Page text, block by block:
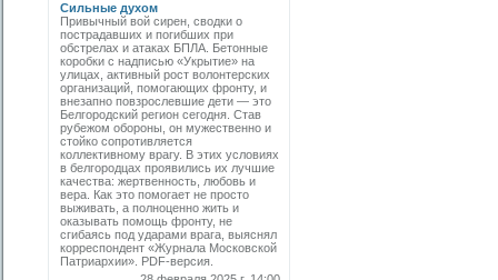
Сильные духом
Привычный вой сирен, сводки о
пострадавших и погибших при
обстрелах и атаках БПЛА. Бетонные
коробки с надписью «Укрытие» на
улицах, активный рост волонтерских
организаций, помогающих фронту, и
внезапно повзрослевшие дети — это
Белгородский регион сегодня. Став
рубежом обороны, он мужественно и
стойко сопротивляется
коллективному врагу. В этих условиях
в белгородцах проявились их лучшие
качества: жертвенность, любовь и
вера. Как это помогает не просто
выживать, а полноценно жить и
оказывать помощь фронту, не
сгибаясь под ударами врага, выяснял
корреспондент «Журнала Московской
Патриархии». PDF-версия.